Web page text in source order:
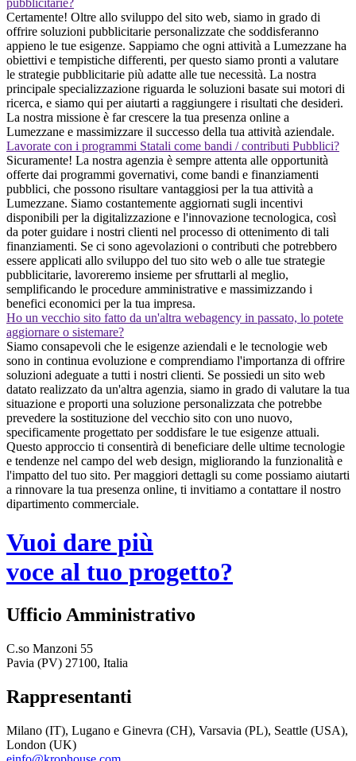
pubblicitarie?
Certamente! Oltre allo sviluppo del sito web, siamo in grado di
offrire soluzioni pubblicitarie personalizzate che soddisferanno
appieno le tue esigenze. Sappiamo che ogni attività a Lumezzane ha
obiettivi e tempistiche differenti, per questo siamo pronti a valutare
le strategie pubblicitarie più adatte alle tue necessità. La nostra
principale specializzazione riguarda le soluzioni basate sui motori di
ricerca, e siamo qui per aiutarti a raggiungere i risultati che desideri.
La nostra missione è far crescere la tua presenza online a
Lumezzane e massimizzare il successo della tua attività aziendale.
Lavorate con i programmi Statali come bandi / contributi Pubblici?
Sicuramente! La nostra agenzia è sempre attenta alle opportunità
offerte dai programmi governativi, come bandi e finanziamenti
pubblici, che possono risultare vantaggiosi per la tua attività a
Lumezzane. Siamo costantemente aggiornati sugli incentivi
disponibili per la digitalizzazione e l'innovazione tecnologica, così
da poter guidare i nostri clienti nel processo di ottenimento di tali
finanziamenti. Se ci sono agevolazioni o contributi che potrebbero
essere applicati allo sviluppo del tuo sito web o alle tue strategie
pubblicitarie, lavoreremo insieme per sfruttarli al meglio,
semplificando le procedure amministrative e massimizzando i
benefici economici per la tua impresa.
Ho un vecchio sito fatto da un'altra webagency in passato, lo potete
aggiornare o sistemare?
Siamo consapevoli che le esigenze aziendali e le tecnologie web
sono in continua evoluzione e comprendiamo l'importanza di offrire
soluzioni adeguate a tutti i nostri clienti. Se possiedi un sito web
datato realizzato da un'altra agenzia, siamo in grado di valutare la tua
situazione e proporti una soluzione personalizzata che potrebbe
prevedere la sostituzione del vecchio sito con uno nuovo,
specificamente progettato per soddisfare le tue esigenze attuali.
Questo approccio ti consentirà di beneficiare delle ultime tecnologie
e tendenze nel campo del web design, migliorando la funzionalità e
l'impatto del tuo sito. Per maggiori dettagli su come possiamo aiutarti
a rinnovare la tua presenza online, ti invitiamo a contattare il nostro
dipartimento commerciale.
Vuoi dare più
voce al tuo progetto?
Ufficio Amministrativo
C.so Manzoni 55
Pavia (PV) 27100, Italia
Rappresentanti
Milano (IT), Lugano e Ginevra (CH), Varsavia (PL), Seattle (USA),
London (UK)